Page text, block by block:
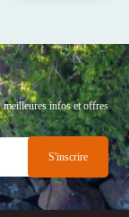
meilleures infos et offres